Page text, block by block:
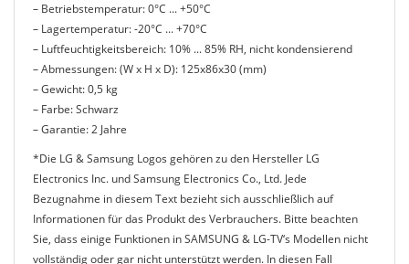
– Betriebstemperatur: 0°C ... +50°C
– Lagertemperatur: -20°C ... +70°C
– Luftfeuchtigkeitsbereich: 10% ... 85% RH, nicht kondensierend
– Abmessungen: (W x H x D): 125x86x30 (mm)
– Gewicht: 0,5 kg
– Farbe: Schwarz
– Garantie: 2 Jahre
*Die LG & Samsung Logos gehören zu den Hersteller LG
Electronics Inc. und Samsung Electronics Co., Ltd. Jede
Bezugnahme in diesem Text bezieht sich ausschließlich auf
Informationen für das Produkt des Verbrauchers. Bitte beachten
Sie, dass einige Funktionen in SAMSUNG & LG-TV‘s Modellen nicht
vollständig oder gar nicht unterstützt werden. In diesen Fall